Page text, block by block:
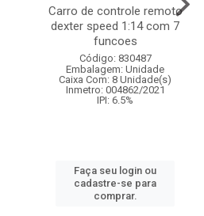
Carro de controle remoto
dexter speed 1:14 com 7
funcoes
Código: 830487
Embalagem: Unidade
Caixa Com: 8 Unidade(s)
Inmetro: 004862/2021
IPI: 6.5%
Faça seu login ou
cadastre-se para
comprar.